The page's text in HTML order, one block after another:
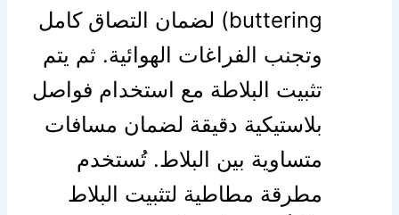
buttering) لضمان التصاق كامل
وتجنب الفراغات الهوائية. ثم يتم
تثبيت البلاطة مع استخدام فواصل
بلاستيكية دقيقة لضمان مسافات
متساوية بين البلاط. تُستخدم
مطرقة مطاطية لتثبيت البلاط